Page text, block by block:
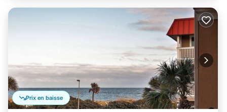
Prix en baisse